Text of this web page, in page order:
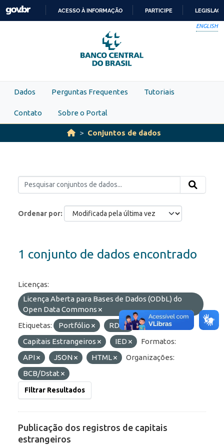
Skip to main content
PARA
O
CONTEÚDO
ACESSO À INFORMAÇÃO PARTICIPE
ENGLISH
Dados Perguntas Frequentes Tutoriais
Contato Sobre o Portal
Conjuntos de dados
Ordenar por
1 conjunto de dados encontrado
Licenças:
Licença Aberta para Bases de Dados (ODbL) do
Open Data Commons
Etiquetas:
Portfólio
RDE
Capitais Estrangeiros
IED
Formatos:
API
JSON HTML
Organizações:
BCB/Dstat
Filtrar Resultados
Publicação dos registros de capitais
estrangeiros